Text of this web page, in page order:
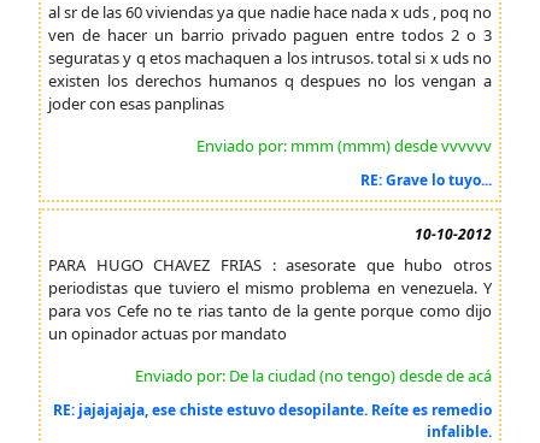
al sr de las 60 viviendas ya que nadie hace nada x uds , poq no
ven de hacer un barrio privado paguen entre todos 2 o 3
seguratas y q etos machaquen a los intrusos. total si x uds no
existen los derechos humanos q despues no los vengan a
joder con esas panplinas
Enviado por: mmm (mmm) desde vvvvvv
RE: Grave lo tuyo...
10-10-2012
PARA HUGO CHAVEZ FRIAS : asesorate que hubo otros
periodistas que tuviero el mismo problema en venezuela. Y
para vos Cefe no te rias tanto de la gente porque como dijo
un opinador actuas por mandato
Enviado por: De la ciudad (no tengo) desde de acá
RE: jajajajaja, ese chiste estuvo desopilante. Reíte es remedio
infalible.